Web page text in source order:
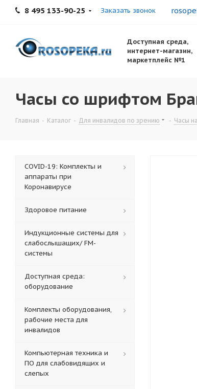
8 495 133-90-25 Заказать звонок
Доступная среда,
интернет-магазин,
маркетплейс №1
Часы со шрифтом
Главная - Каталог - Для инвалидов по зрению - Часы
COVID-19: Комплекты и
аппараты при
Коронавирусе
Здоровое питание
Индукционные системы для
слабослышащих/ FM-
системы
Доступная среда:
оборудование
Комплекты оборудования,
рабочие места для
инвалидов
Компьютерная техника и
ПО для слабовидящих и
слепых